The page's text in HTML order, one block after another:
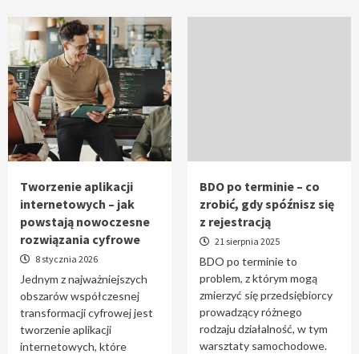
Tworzenie aplikacji
internetowych – jak
powstają nowoczesne
rozwiązania cyfrowe
8 stycznia 2026
Jednym z najważniejszych
obszarów współczesnej
transformacji cyfrowej jest
tworzenie aplikacji
internetowych, które
BDO po terminie – co
zrobić, gdy spóźnisz się
z rejestracją
21 sierpnia 2025
BDO po terminie to
problem, z którym mogą
zmierzyć się przedsiębiorcy
prowadzący różnego
rodzaju działalność, w tym
warsztaty samochodowe.